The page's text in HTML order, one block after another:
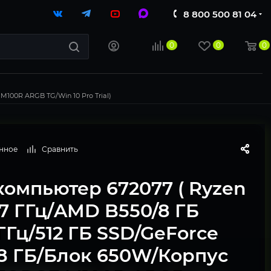
8 800 500 81 04
0 0 0
ARGB TG/Win 10 Pro Trial)
Сравнить
672077 ( Ryzen
ГГц/AMD B550/8 ГБ
512 ГБ SSD/GeForce
ГБ/Блок 650W/Корпус